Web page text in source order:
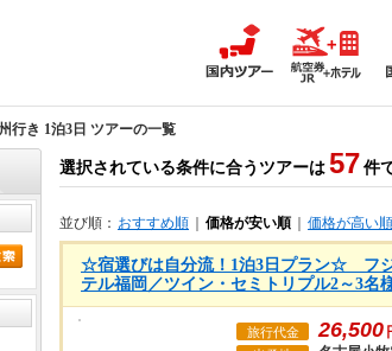
行き 1泊3日 ツアーの一覧
選択されている条件に合うツアーは 57 件
並び順： おすすめ順 価格が安い順 価格が高い順
☆宿選びは自分流！1泊3日プラン☆ フ
テル福岡／ツイン・セミトリプル2～3名
旅行代金 26,500